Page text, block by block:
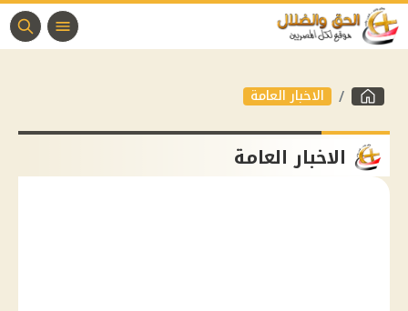
الاخبار العامة
الاخبار العامة